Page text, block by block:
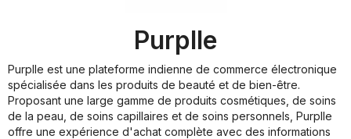
Purplle
Purplle est une plateforme indienne de commerce électronique
spécialisée dans les produits de beauté et de bien-être.
Proposant une large gamme de produits cosmétiques, de soins
de la peau, de soins capillaires et de soins personnels, Purplle
offre une expérience d'achat complète avec des informations